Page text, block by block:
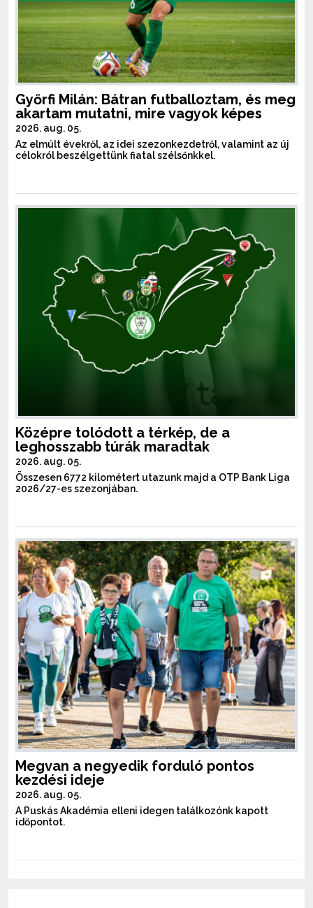
Győrfi Milán: Bátran futballoztam, és meg
akartam mutatni, mire vagyok képes
2026. aug. 05.
Az elmúlt évekről, az idei szezonkezdetről, valamint az új
célokról beszélgettünk fiatal szélsőnkkel.
Középre tolódott a térkép, de a
leghosszabb túrák maradtak
2026. aug. 05.
Összesen 6772 kilométert utazunk majd a OTP Bank Liga
2026/27-es szezonjában.
Megvan a negyedik forduló pontos
kezdési ideje
2026. aug. 05.
A Puskás Akadémia elleni idegen találkozónk kapott
időpontot.